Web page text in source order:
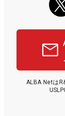
ALBA Netは